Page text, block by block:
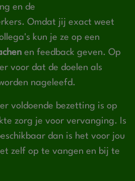
en de
Omdat jij exact weet
kun je ze op een
en feedback geven. Op
voor dat de doelen als
nageleefd.
voldoende bezetting is op
zorg je voor vervanging. Is
dan is het voor jou
zelf op te vangen en bij te